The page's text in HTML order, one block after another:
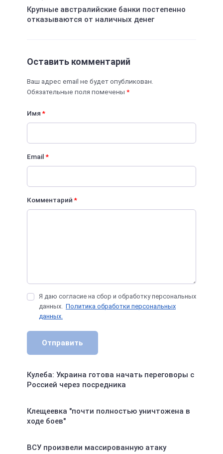
Крупные австралийские банки постепенно
отказываются от наличных денег
Оставить комментарий
Ваш адрес email не будет опубликован.
Обязательные поля помечены *
Имя*
Email*
Комментарий*
Я даю согласие на сбор и обработку персональных
данных. Политика обработки персональных
данных.
Отправить
Кулеба: Украина готова начать переговоры с
Россией через посредника
Клещеевка "почти полностью уничтожена в
ходе боев"
ВСУ произвели массированную атаку